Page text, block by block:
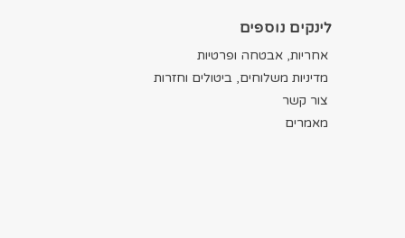
לינקים נוספים
אחריות, אבטחה ופרטיות
מדיניות משלוחים, ביטולים וחזרות
צור קשר
מאמרים